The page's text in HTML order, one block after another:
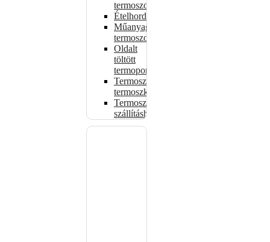
termoszok
Ételhordók
Műanyag
termoszok
Oldalt
töltött
termoportok
Termoszok,
termoszkannák
Termoszsákok
szállításhoz